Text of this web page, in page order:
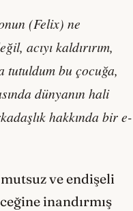
(Felix) ne
acıyı kaldırırım,
tutuldum bu çocuğa,
dünyanın hali
hakkında bir e-
ve endişeli
inandırmış